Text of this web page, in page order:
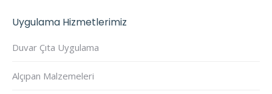
Uygulama Hizmetlerimiz
Duvar Çıta Uygulama
Alçıpan Malzemeleri